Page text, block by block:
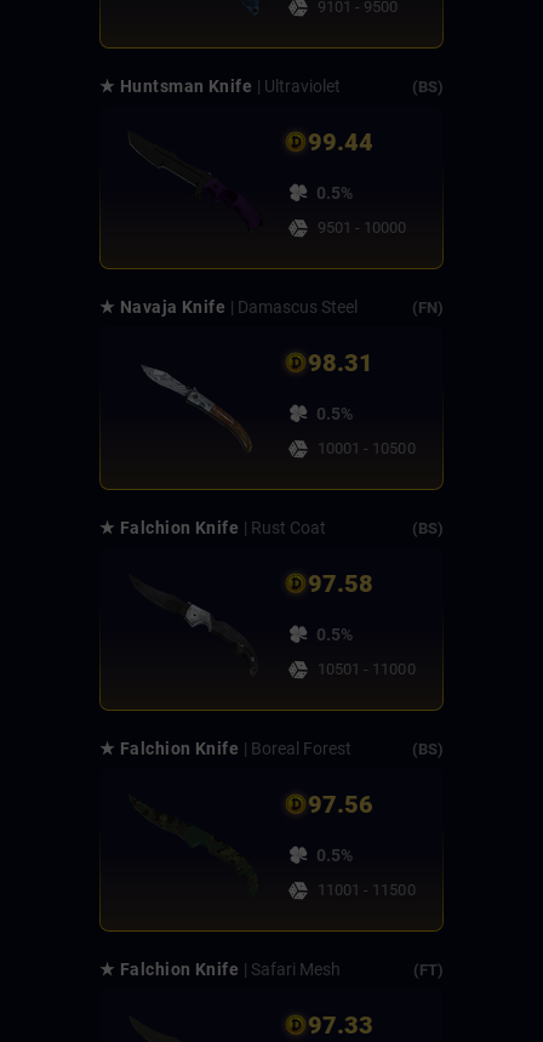
9101 - 9500
★ Huntsman Knife | Ultraviolet (BS)
99.44
0.5%
9501 - 10000
★ Navaja Knife | Damascus Steel (FN)
98.31
0.5%
10001 - 10500
★ Falchion Knife | Rust Coat (BS)
97.58
0.5%
10501 - 11000
★ Falchion Knife | Boreal Forest (BS)
97.56
0.5%
11001 - 11500
★ Falchion Knife | Safari Mesh (FT)
97.33